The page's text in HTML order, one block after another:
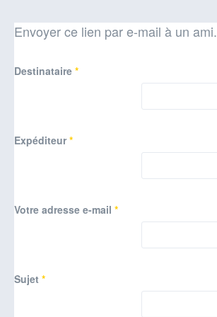
Envoyer ce lien par e-mail à un ami.
Destinataire *
Expéditeur *
Votre adresse e-mail *
Sujet *